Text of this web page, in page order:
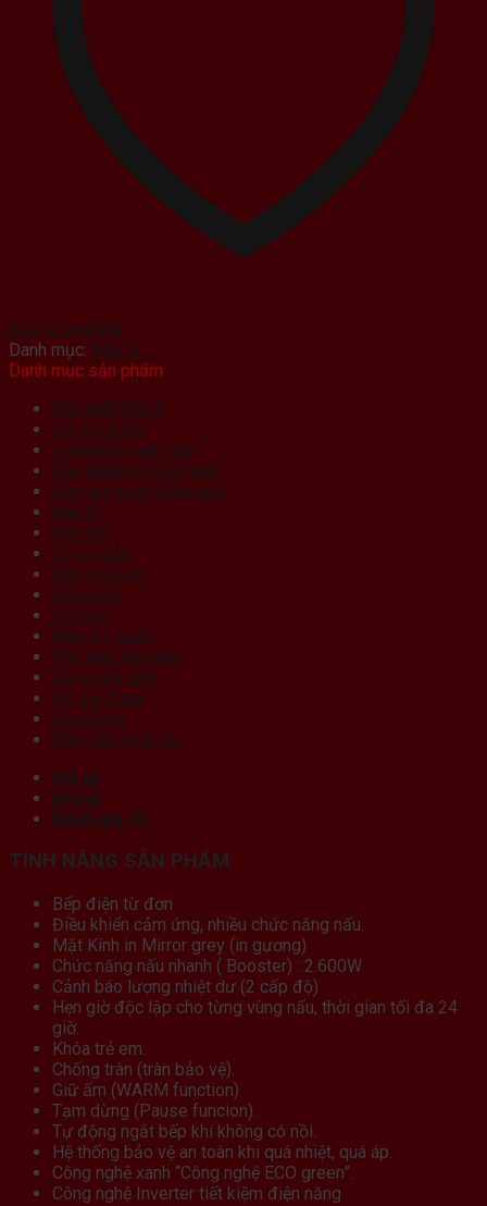
Add to wishlist
Danh mục: Bếp từ
Danh mục sản phẩm
Ghế MASSAGE
Lõi lọc nước
Combo khuyến mãi
Sản phẩm khuyến mãi
Máy lọc nước điện giải
Bếp từ
Hút mùi
Lò vi sóng
Máy rửa bát
Chậu rửa
Vòi rửa
Máy lọc nước
Phụ kiện nhà bếp
Cây nóng lạnh
Đồ gia dụng
Lò nướng
Máy sấy quần áo
Mô tả
Brand
Đánh giá (0)
TÍNH NĂNG SẢN PHẨM
Bếp điện từ đơn
Điều khiển cảm ứng, nhiều chức năng nấu.
Mặt Kính in Mirror grey (in gương)
Chức năng nấu nhanh ( Booster) : 2.600W
Cảnh báo lượng nhiệt dư (2 cấp độ)
Hẹn giờ độc lập cho từng vùng nấu, thời gian tối đa 24
giờ.
Khóa trẻ em.
Chống tràn (tràn bảo vệ).
Giữ ấm (WARM function).
Tạm dừng (Pause funcion).
Tự động ngắt bếp khi không có nồi.
Hệ thống bảo vệ an toàn khi quá nhiệt, quá áp.
Công nghệ xanh “Công nghệ ECO green”.
Công nghệ Inverter tiết kiệm điện năng